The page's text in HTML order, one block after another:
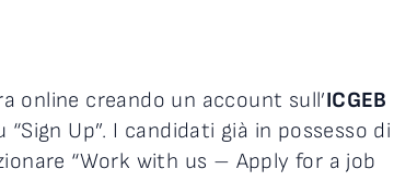
online creando un account sull’ICGEB
“Sign Up”. I candidati già in possesso
“Work with us – Apply for a job